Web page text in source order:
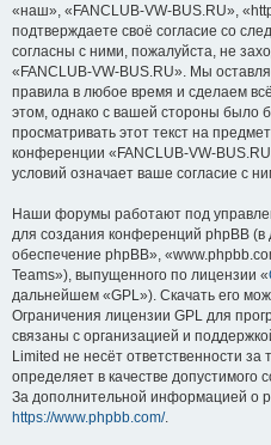
«наш», «FANCLUB-VW-BUS.RU»,
подтверждаете своё согласие со
согласны с ними, пожалуйста, не
«FANCLUB-VW-BUS.RU». Мы
правила в любое время и сделаем
этом, однако с вашей стороны было
просматривать этот текст на
конференции «FANCLUB-VW-
условий означает ваше согласие с
Наши форумы работают под
для создания конференций phpBB
обеспечение phpBB»,
Teams»), выпущенного по лицензии «
дальнейшем «GPL»). Скачать его
Ограничения лицензии GPL для
связаны с организацией и
Limited не несёт ответственности
определяет в качестве допустимого
За дополнительной информацией о
https://www.phpbb.com/.